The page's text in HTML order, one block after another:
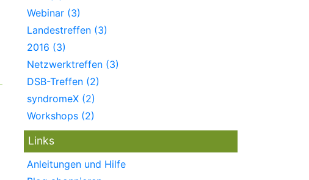
Webinar (3)
Landestreffen (3)
2016 (3)
Netzwerktreffen (3)
DSB-Treffen (2)
syndromeX (2)
Workshops (2)
Links
Anleitungen und Hilfe